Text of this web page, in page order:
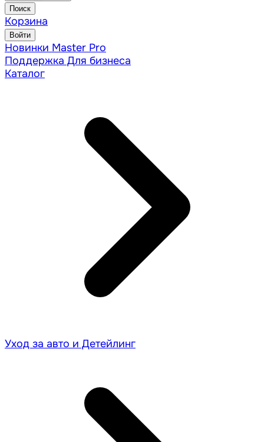
Поиск
Корзина
Войти
Новинки Master Pro
Поддержка Для бизнеса
Каталог
Уход за авто и Детейлинг